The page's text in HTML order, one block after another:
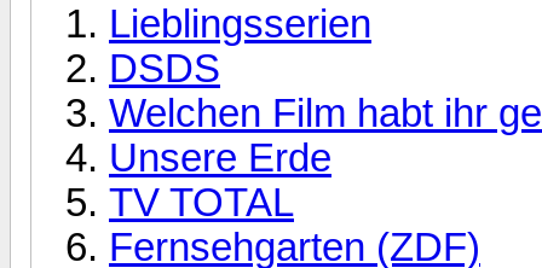
Lieblingsserien
DSDS
Welchen Film habt ihr
Unsere Erde
TV TOTAL
Fernsehgarten (ZDF)